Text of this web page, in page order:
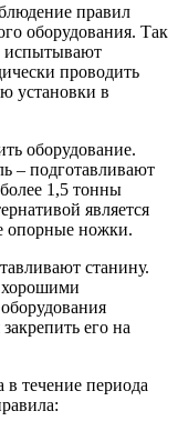
правил
оборудования. Так
испытывают
проводить
установки в
оборудование.
– подготавливают
1,5 тонны
является
опорные ножки.
станину.
хорошими
его на
течение периода